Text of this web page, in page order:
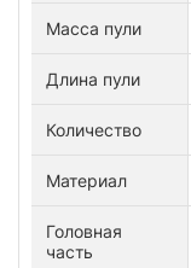
Масса пули
Длина пули
Количество
Материал
Головная
часть